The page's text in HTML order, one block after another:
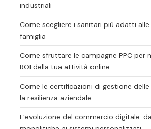
industriali
Come scegliere i sanitari più adatti alle
famiglia
Come sfruttare le campagne PPC per
ROI della tua attività online
Come le certificazioni di gestione
la resilienza aziendale
L’evoluzione del commercio digitale: